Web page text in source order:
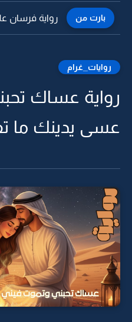
بارت من رواية فرسان
روايات_غرام
رواية عساك
عسى يدينك ما